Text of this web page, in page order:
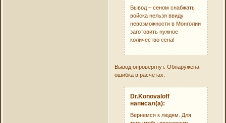
Вывод – сеном снабжать
войска нельзя ввиду
невозможности в Монголии
заготовить нужное
количество сена!
Вывод опровергнут. Обнаружена
ошибка в расчётах.
Dr.Konovaloff
написал(а):
Вернемся к людям. Для